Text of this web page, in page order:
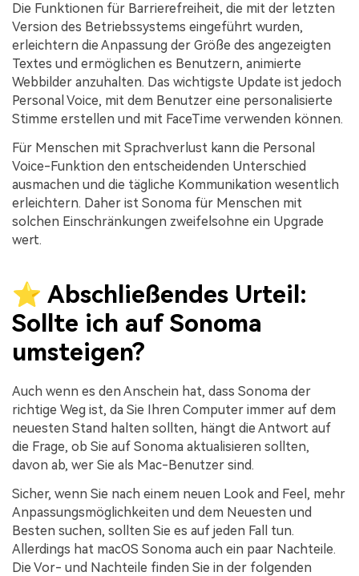
Die Funktionen für Barrierefreiheit, die mit der letzten
Version des Betriebssystems eingeführt wurden,
erleichtern die Anpassung der Größe des angezeigten
Textes und ermöglichen es Benutzern, animierte
Webbilder anzuhalten. Das wichtigste Update ist jedoch
Personal Voice, mit dem Benutzer eine personalisierte
Stimme erstellen und mit FaceTime verwenden können.
Für Menschen mit Sprachverlust kann die Personal
Voice-Funktion den entscheidenden Unterschied
ausmachen und die tägliche Kommunikation wesentlich
erleichtern. Daher ist Sonoma für Menschen mit
solchen Einschränkungen zweifelsohne ein Upgrade
wert.
⭐ Abschließendes Urteil:
Sollte ich auf Sonoma
umsteigen?
Auch wenn es den Anschein hat, dass Sonoma der
richtige Weg ist, da Sie Ihren Computer immer auf dem
neuesten Stand halten sollten, hängt die Antwort auf
die Frage, ob Sie auf Sonoma aktualisieren sollten,
davon ab, wer Sie als Mac-Benutzer sind.
Sicher, wenn Sie nach einem neuen Look and Feel, mehr
Anpassungsmöglichkeiten und dem Neuesten und
Besten suchen, sollten Sie es auf jeden Fall tun.
Allerdings hat macOS Sonoma auch ein paar Nachteile.
Die Vor- und Nachteile finden Sie in der folgenden